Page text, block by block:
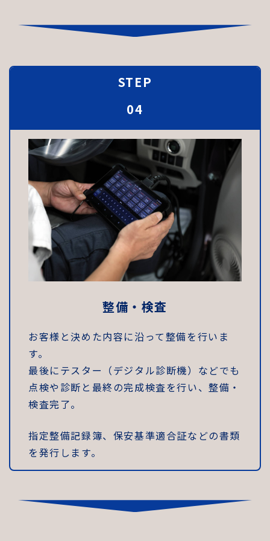
STEP
04
整備・検査
お客様と決めた内容に沿って整備を行いま
す。
最後にテスター（デジタル診断機）などでも
点検や診断と最終の完成検査を行い、整備・
検査完了。
指定整備記録簿、保安基準適合証などの書類
を発行します。